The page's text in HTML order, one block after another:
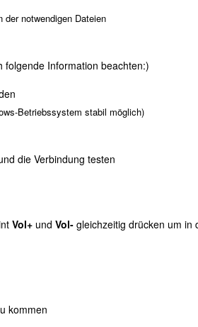
notwendigen Dateien
folgende Information beachten:)
Betriebssystem stabil möglich)
die Verbindung testen
Vol+ und Vol- gleichzeitig drücken um in
kommen